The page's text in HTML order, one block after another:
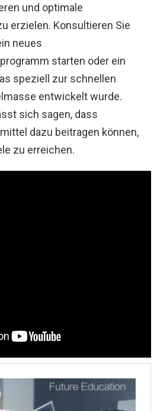
und optimale
erzielen. Konsultieren Sie
neues
starten oder ein
speziell zur schnellen
entwickelt wurde.
sich sagen, dass
dazu beitragen können,
zu erreichen.